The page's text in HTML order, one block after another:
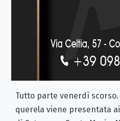
Tutto parte venerdì
querela viene presentata